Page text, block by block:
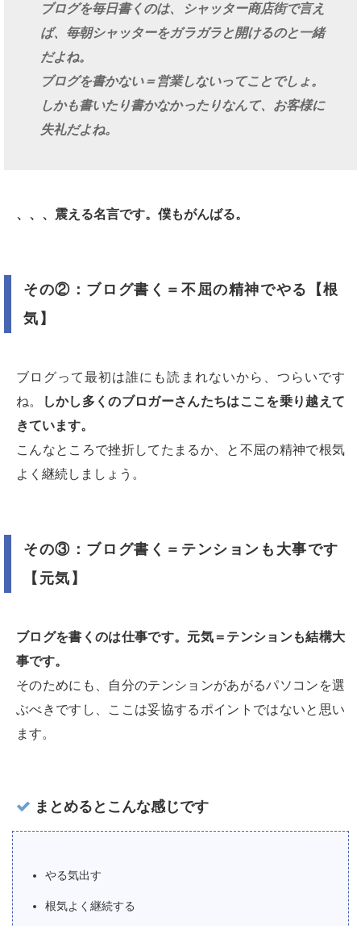
ブログを毎日書くのは、シャッター商店街で言え
ば、毎朝シャッターをガラガラと開けるのと一緒
だよね。
ブログを書かない＝営業しないってことでしょ。
しかも書いたり書かなかったりなんて、お客様に
失礼だよね。
、、、震える名言です。僕もがんばる。
その②：ブログ書く＝不屈の精神でやる【根
気】
ブログって最初は誰にも読まれないから、つらいです
ね。
しかし多くのブロガーさんたちはここを乗り越えて
きています。
こんなところで挫折してたまるか、と不屈の精神で根気
よく継続しましょう。
その③：ブログ書く＝テンションも大事です
【元気】
ブログを書くのは仕事です。元気＝テンションも結構大
事です。
そのためにも、自分のテンションがあがるパソコンを選
ぶべきですし、ここは妥協するポイントではないと思い
ます。
まとめるとこんな感じです
やる気出す
根気よく継続する